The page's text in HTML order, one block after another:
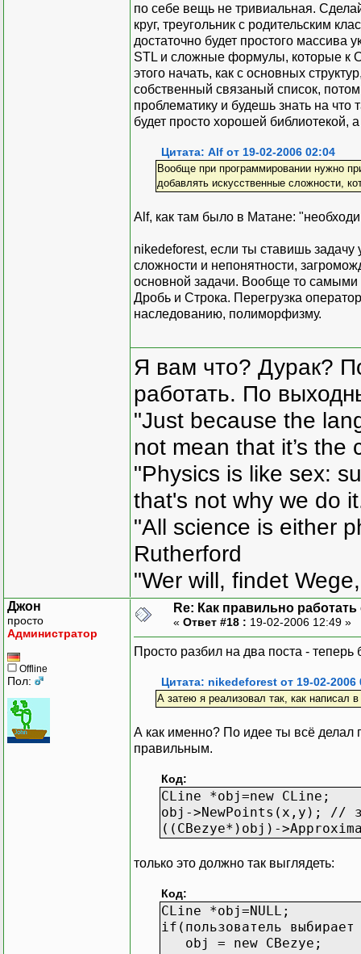
по себе вещь не тривиальная.
круг, треугольник с родительским
достаточно будет простого
STL и сложные формулы, которые к
этого начать, как с основных
собственный связаный список,
проблематику и будешь знать на что
будет просто хорошей библиотекой,
Цитата: Alf от 19-02-2006 02:04
Вообще при программировании нужно
добавлять искусственные сложности,
Alf, как там было в Матане:
nikedeforest, если ты ставишь
сложности и непонятности,
основной задачи. Вообще то
Дробь и Строка. Перегрузка
наследованию, полиморфизму.
Я вам что? Дурак?
работать. По
"Just because the
not mean that it’s the
"Physics is like sex:
that's not why we do
"All science is either
Rutherford
"Wer will, findet
Джон
просто
Администратор
Offline
Пол:
Re: Как правильно
« Ответ #18 : 19-02-2006 12:49 »
Просто разбил на два поста - теперь
Цитата: nikedeforest от 19-02-2006
А затею я реализовал так, как написал
А как именно? По идее ты всё делал
правильным.
Код:
СLine *obj=new CLine;
obj->NewPoints(x,y); //
((СBezye*)obj)-
только это должно так выглядеть:
Код:
СLine *obj=NULL;
if(пользователь выбирает
obj = new CBezye;